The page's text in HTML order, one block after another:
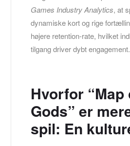
Games Industry Analytics, at
dynamiske kort og rige
højere retention-rate, hvilket
tilgang driver dybt engagement.
Hvorfor “Map
Gods” er
spil: En